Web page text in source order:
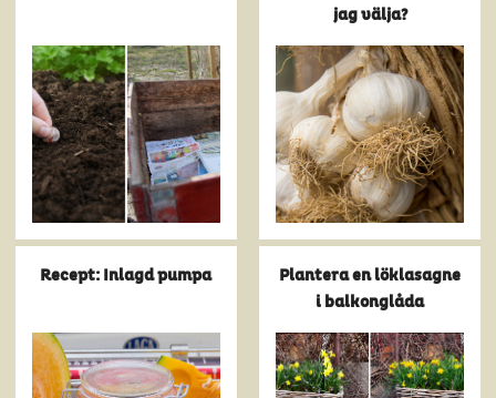
jag välja?
Recept: Inlagd pumpa
Plantera en löklasagne
i balkonglåda